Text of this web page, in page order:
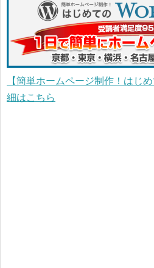
【簡単ホームページ制作！はじ
細はこちら